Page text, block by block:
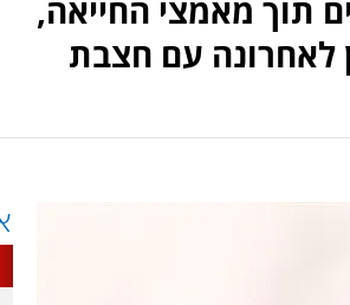
תוך מאמצי החייאה,
לאחרונה עם חצבת